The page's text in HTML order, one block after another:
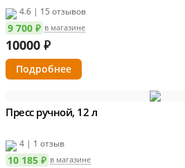
4.6 | 15 отзывов
9 700 ₽ в магазине
10000 ₽
Подробнее
Пресс ручной, 12 л
4 | 1 отзыв
10 185 ₽ в магазине